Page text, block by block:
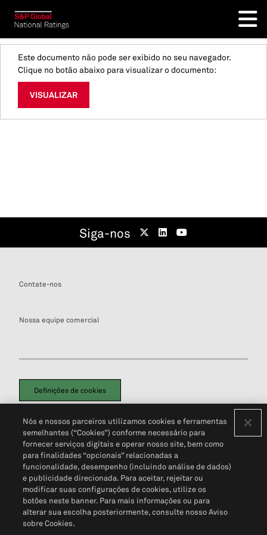
Este documento não pode ser exibido no seu navegador.
Clique no botão abaixo para visualizar o documento:
VISUALIZAR
Siga-nos
Contate-nos
Nossa equipe comercial
Definições de cookies
Política de PrivacidadePortal de privacidade do cliente (em inglês)
Não Venda Minhas Informações Pessoais© 2026 S&P Global
Nós e nossos parceiros utilizamos cookies e ferramentas
semelhantes (“Cookies”) conforme necessário para
fornecer serviços digitais e operar nosso site, bem como
para finalidades “opcionais” relacionadas a
funcionalidade, desempenho (incluindo análise de dados)
e publicidade direcionada. Para aceitar, rejeitar ou
modificar suas configurações de cookies, utilize os
botões neste banner. Para mais informações ou para
alterar sua escolha posteriormente, consulte nosso Aviso
sobre Cookies.